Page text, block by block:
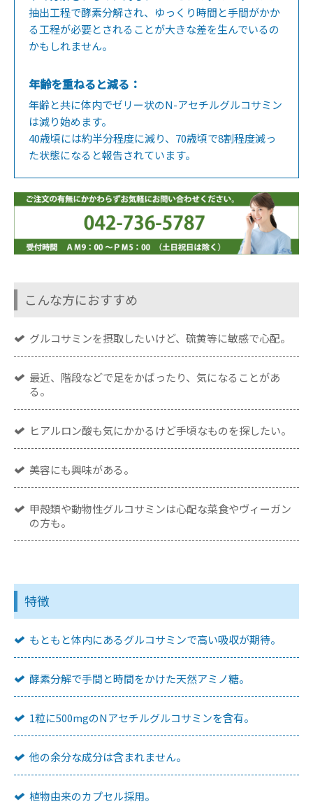
抽出工程で酵素分解され、ゆっくり時間と手間がかか
る工程が必要とされることが大きな差を生んでいるの
かもしれません。
年齢を重ねると減る：
年齢と共に体内でゼリー状のN-アセチルグルコサミン
は減り始めます。
40歳頃には約半分程度に減り、70歳頃で8割程度減っ
た状態になると報告されています。
こんな方におすすめ
グルコサミンを摂取したいけど、硫黄等に敏感で心配。
最近、階段などで足をかばったり、気になることがあ
る。
ヒアルロン酸も気にかかるけど手頃なものを探したい。
美容にも興味がある。
甲殻類や動物性グルコサミンは心配な菜食やヴィーガン
の方も。
特徴
もともと体内にあるグルコサミンで高い吸収が期待。
酵素分解で手間と時間をかけた天然アミノ糖。
1粒に500mgのNアセチルグルコサミンを含有。
他の余分な成分は含まれません。
植物由来のカプセル採用。